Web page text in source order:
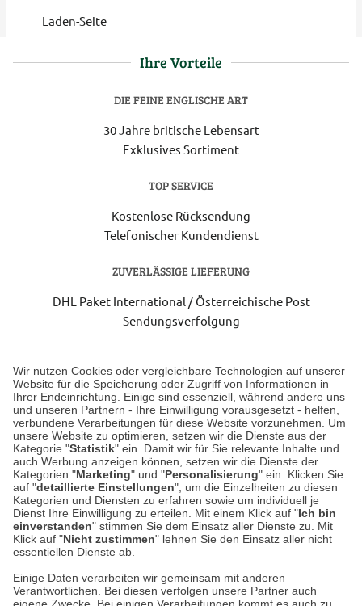
Wir nutzen Cookies oder vergleichbare Technologien auf unserer
Website für die Speicherung oder Zugriff von Informationen in
Ihrer Endeinrichtung. Einige sind essenziell, während andere uns
und unseren Partnern - Ihre Einwilligung vorausgesetzt - helfen,
verbundene Verarbeitungen für diese Website vorzunehmen. Um
unsere Website zu optimieren, setzen wir die Dienste aus der
Kategorie "Statistik" ein. Damit wir für Sie relevante Inhalte und
auch Werbung anzeigen können, setzen wir die Dienste der
Kategorien "Marketing" und "Personalisierung" ein. Klicken Sie
auf "detaillierte Einstellungen", um die Einzelheiten zu diesen
Kategorien und Diensten zu erfahren sowie um individuell je
Dienst Ihre Einwilligung zu erteilen. Mit einem Klick auf "Ich bin
einverstanden" stimmen Sie dem Einsatz aller Dienste zu. Mit
Klick auf "Nicht zustimmen" lehnen Sie den Einsatz aller nicht
essentiellen Dienste ab.
Einige Daten verarbeiten wir gemeinsam mit anderen
Verantwortlichen. Bei diesen verfolgen unsere Partner auch
Laden-Seite
Ihre Vorteile
DIE FEINE ENGLISCHE ART
30 Jahre britische Lebensart
Exklusives Sortiment
TOP SERVICE
Kostenlose Rücksendung
Telefonischer Kundendienst
ZUVERLÄSSIGE LIEFERUNG
DHL Paket International / Österreichische Post
Sendungsverfolgung
Unser Geschäft in Meckenheim
Auf dem Steinbüchel 6
53340 Meckenheim
Montag bis Samstag 9:00 Uhr bis 18:00 Uhr
weitere Information
Hier finden Sie uns im Netz